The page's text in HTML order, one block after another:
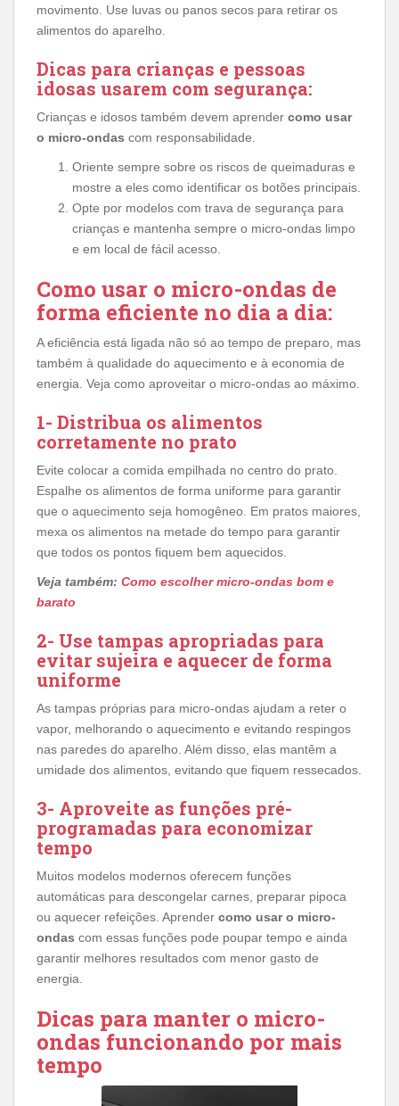
movimento. Use luvas ou panos secos para retirar os
alimentos do aparelho.
Dicas para crianças e pessoas
idosas usarem com segurança:
Crianças e idosos também devem aprender como usar
o micro-ondas com responsabilidade.
Oriente sempre sobre os riscos de queimaduras e
mostre a eles como identificar os botões principais.
Opte por modelos com trava de segurança para
crianças e mantenha sempre o micro-ondas limpo
e em local de fácil acesso.
Como usar o micro-ondas de
forma eficiente no dia a dia:
A eficiência está ligada não só ao tempo de preparo, mas
também à qualidade do aquecimento e à economia de
energia. Veja como aproveitar o micro-ondas ao máximo.
1- Distribua os alimentos
corretamente no prato
Evite colocar a comida empilhada no centro do prato.
Espalhe os alimentos de forma uniforme para garantir
que o aquecimento seja homogêneo. Em pratos maiores,
mexa os alimentos na metade do tempo para garantir
que todos os pontos fiquem bem aquecidos.
Veja também: Como escolher micro-ondas bom e
barato
2- Use tampas apropriadas para
evitar sujeira e aquecer de forma
uniforme
As tampas próprias para micro-ondas ajudam a reter o
vapor, melhorando o aquecimento e evitando respingos
nas paredes do aparelho. Além disso, elas mantêm a
umidade dos alimentos, evitando que fiquem ressecados.
3- Aproveite as funções pré-
programadas para economizar
tempo
Muitos modelos modernos oferecem funções
automáticas para descongelar carnes, preparar pipoca
ou aquecer refeições. Aprender como usar o micro-
ondas com essas funções pode poupar tempo e ainda
garantir melhores resultados com menor gasto de
energia.
Dicas para manter o micro-
ondas funcionando por mais
tempo